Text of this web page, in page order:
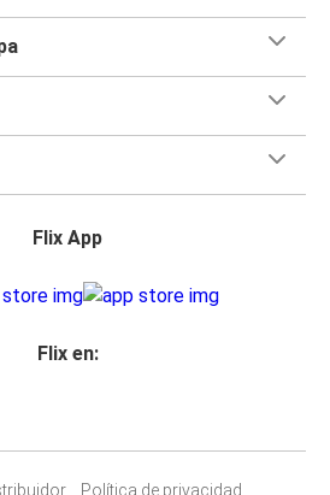
Flix App
Flix en:
Política de privacidad